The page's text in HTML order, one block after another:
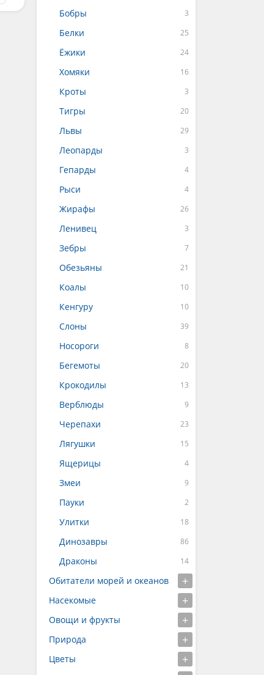
Бобры
Белки
Ёжики
Хомяки
Кроты
Тигры
Львы
Леопарды
Гепарды
Рыси
Жирафы
Ленивец
Зебры
Обезьяны
Коалы
Кенгуру
Слоны
Носороги
Бегемоты
Крокодилы
Верблюды
Черепахи
Лягушки
Ящерицы
Змеи
Пауки
Улитки
Динозавры
Драконы
Обитатели морей и океанов
Насекомые
Овощи и фрукты
Природа
Цветы